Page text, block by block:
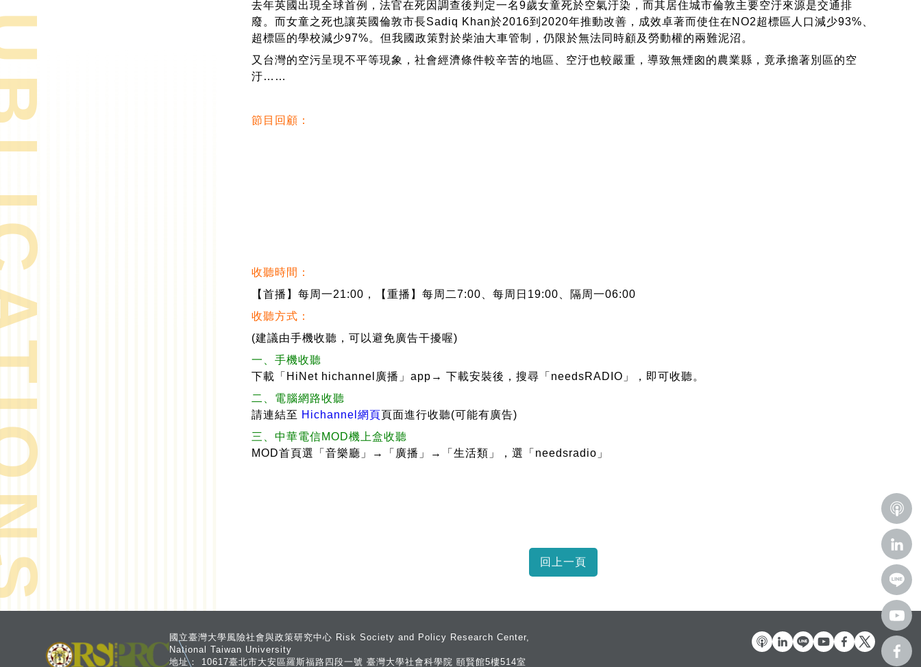
去年英國出現全球首例，法官在死因調查後判定一名9歲女童死於空氣汙染，而其居住城市倫敦主要空汙來源是交通排
廢。而女童之死也讓英國倫敦市長Sadiq Khan於2016到2020年推動改善，成效卓著而使住在NO2超標區人口減少93%、
超標區的學校減少97%。但我國政策對於柴油大車管制，仍限於無法同時顧及勞動權的兩難泥沼。
又台灣的空污呈現不平等現象，社會經濟條件較辛苦的地區、空汙也較嚴重，導致無煙囪的農業縣，竟承擔著別區的空
汙……
節目回顧：
收聽時間：
【首播】每周一21:00，【重播】每周二7:00、每周日19:00、隔周一06:00
收聽方式：
(建議由手機收聽，可以避免廣告干擾喔)
一、手機收聽
下載「HiNet hichannel廣播」app→ 下載安裝後，搜尋「needsRADIO」，即可收聽。
二、電腦網路收聽
請連結至 Hichannel網頁頁面進行收聽(可能有廣告)
三、中華電信MOD機上盒收聽
MOD首頁選「音樂廳」→「廣播」→「生活類」，選「needsradio」
國立臺灣大學風險社會與政策研究中心 Risk Society and Policy Research Center,
National Taiwan University
地址： 10617臺北市大安區羅斯福路四段一號 臺灣大學社會科學院 頤賢館5樓514室